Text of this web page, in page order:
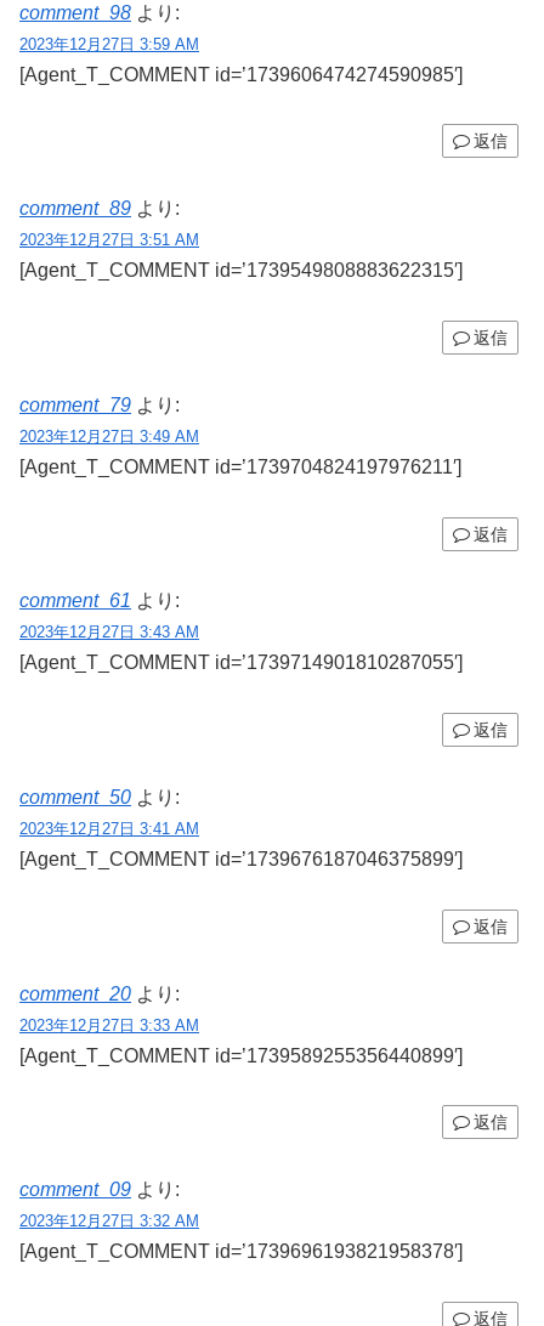
comment_98 より:
2023年12月27日 3:59 AM
[Agent_T_COMMENT id=’1739606474274590985′]
返信
comment_89 より:
2023年12月27日 3:51 AM
[Agent_T_COMMENT id=’1739549808883622315′]
返信
comment_79 より:
2023年12月27日 3:49 AM
[Agent_T_COMMENT id=’1739704824197976211′]
返信
comment_61 より:
2023年12月27日 3:43 AM
[Agent_T_COMMENT id=’1739714901810287055′]
返信
comment_50 より:
2023年12月27日 3:41 AM
[Agent_T_COMMENT id=’1739676187046375899′]
返信
comment_20 より:
2023年12月27日 3:33 AM
[Agent_T_COMMENT id=’1739589255356440899′]
返信
comment_09 より:
2023年12月27日 3:32 AM
[Agent_T_COMMENT id=’1739696193821958378′]
返信